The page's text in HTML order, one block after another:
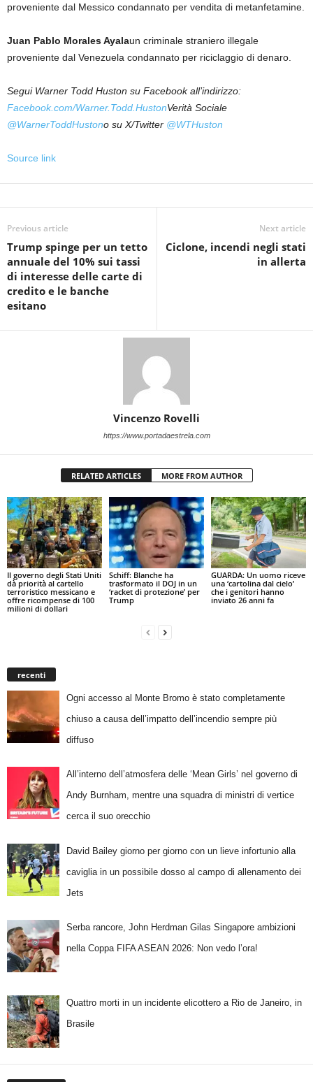
proveniente dal Messico condannato per vendita di metanfetamine.
Juan Pablo Morales Ayalaun criminale straniero illegale
proveniente dal Venezuela condannato per riciclaggio di denaro.
Segui Warner Todd Huston su Facebook all’indirizzo:
Facebook.com/Warner.Todd.HustonVerità Sociale
@WarnerToddHustono su X/Twitter @WTHuston
Source link
Previous article
Trump spinge per un tetto
annuale del 10% sui tassi
di interesse delle carte di
credito e le banche
esitano
Next article
Ciclone, incendi negli stati
in allerta
Vincenzo Rovelli
https://www.portadaestrela.com
RELATED ARTICLES MORE FROM AUTHOR
Il governo degli Stati Uniti
dà priorità al cartello
terroristico messicano e
offre ricompense di 100
milioni di dollari
Schiff: Blanche ha
trasformato il DOJ in un
‘racket di protezione’ per
Trump
GUARDA: Un uomo riceve
una ‘cartolina dal cielo’
che i genitori hanno
inviato 26 anni fa
recenti
Ogni accesso al Monte Bromo è stato completamente
chiuso a causa dell’impatto dell’incendio sempre più
diffuso
All’interno dell’atmosfera delle ‘Mean Girls’ nel governo di
Andy Burnham, mentre una squadra di ministri di vertice
cerca il suo orecchio
David Bailey giorno per giorno con un lieve infortunio alla
caviglia in un possibile dosso al campo di allenamento dei
Jets
Serba rancore, John Herdman Gilas Singapore ambizioni
nella Coppa FIFA ASEAN 2026: Non vedo l’ora!
Quattro morti in un incidente elicottero a Rio de Janeiro, in
Brasile